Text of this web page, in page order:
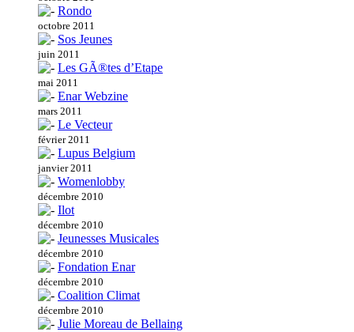
Rondo
octobre 2011
Sos Jeunes
juin 2011
Les GÃ®tes d’Etape
mai 2011
Enar Webzine
mars 2011
Le Vecteur
février 2011
Lupus Belgium
janvier 2011
Womenlobby
décembre 2010
Ilot
décembre 2010
Jeunesses Musicales
décembre 2010
Fondation Enar
décembre 2010
Coalition Climat
décembre 2010
Julie Moreau de Bellaing